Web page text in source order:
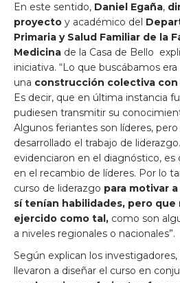
En este sentido, Daniel Egaña,
proyecto y académico del
Primaria y Salud Familiar de la
Medicina de la Casa de Bello
iniciativa. “Lo que buscábamos
una construcción colectiva
Es decir, que en última instancia
pudiesen transmitir su
Algunos feriantes son líderes,
desarrollado el trabajo de
evidenciaron en el diagnóstico,
en el recambio de líderes. Por lo
curso de liderazgo para motivar
sí tenían habilidades, pero que
ejercido como tal, como son
a niveles regionales o nacionales”.
Según explican los
llevaron a diseñar el curso en